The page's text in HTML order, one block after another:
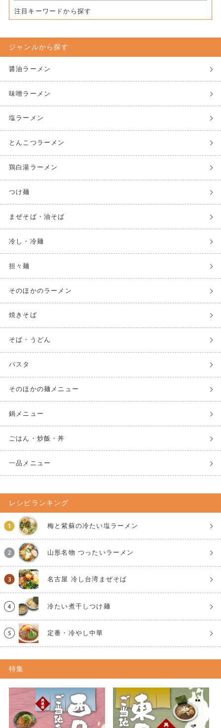
注目キーワードから探す
ジャンルから探す
醤油ラーメン
味噌ラーメン
塩ラーメン
とんこつラーメン
鶏白湯ラーメン
つけ麺
まぜそば・油そば
冷し・冷麺
担々麺
そのほかのラーメン
焼きそば
そば・うどん
パスタ
そのほかの麺メニュー
鍋メニュー
ごはん・炒飯・丼
一品メニュー
レシピランキング
梅と紫蘇の冷たい塩ラーメン
山形名物 つったいラーメン
名古屋 冷し台湾まぜそば
冷たい煮干しつけ麺
定番・冷やし中華
特集